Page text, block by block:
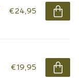
€24,95
€19,95